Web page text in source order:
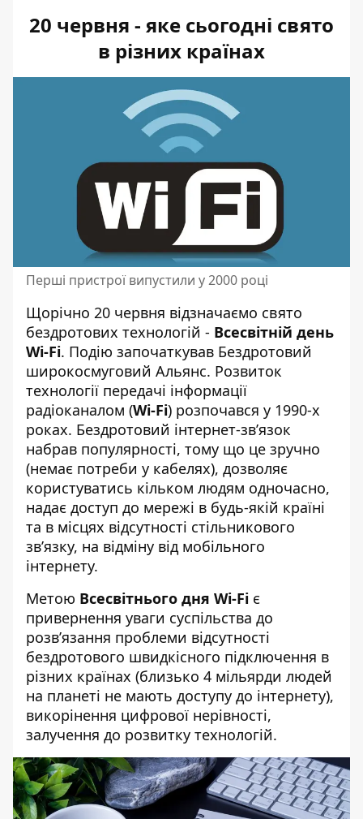
20 червня - яке сьогодні свято
в різних країнах
Перші пристрої випустили у 2000 році
Щорічно 20 червня відзначаємо свято
бездротових технологій - Всесвітній день
Wi-Fi. Подію започаткував Бездротовий
широкосмуговий Альянс. Розвиток
технології передачі інформації
радіоканалом (Wi-Fi) розпочався у 1990-х
роках. Бездротовий інтернет-зв’язок
набрав популярності, тому що це зручно
(немає потреби у кабелях), дозволяє
користуватись кільком людям одночасно,
надає доступ до мережі в будь-якій країні
та в місцях відсутності стільникового
зв’язку, на відміну від мобільного
інтернету.
Метою Всесвітнього дня Wi-Fi є
привернення уваги суспільства до
розв’язання проблеми відсутності
бездротового швидкісного підключення в
різних країнах (близько 4 мільярди людей
на планеті не мають доступу до інтернету),
викорінення цифрової нерівності,
залучення до розвитку технологій.